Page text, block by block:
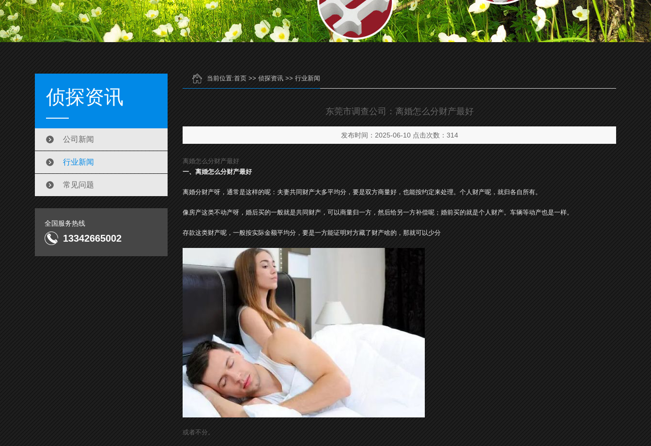
侦探资讯
公司新闻
行业新闻
常见问题
全国服务热线
13342665002
当前位置:首页 >> 侦探资讯 >> 行业新闻
东莞市调查公司：离婚怎么分财产最好
发布时间：2025-06-10 点击次数：314
离婚怎么分财产最好
一、离婚怎么分财产最好
离婚分财产呀，通常是这样的呢：夫妻共同财产大多平均分，要是双方商量好，也能按约定来处理。个人财产呢，就归各自所有。
像房产这类不动产呀，婚后买的一般就是共同财产，可以商量归一方，然后给另一方补偿呢；婚前买的就是个人财产。车辆等动产也是一样。
存款这类财产呢，一般按实际金额平均分，要是一方能证明对方藏了财产啥的，那就可以少分
或者不分。